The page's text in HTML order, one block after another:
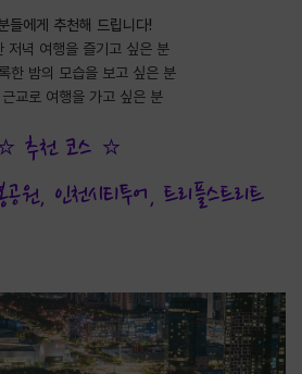
들에게 추천해 드립니다!
저녁 여행을 즐기고 싶은 분
한 밤의 모습을 보고 싶은 분
교로 여행을 가고 싶은 분
추천 코스 ⭐
원, 인천시티투어, 트리플스트리트